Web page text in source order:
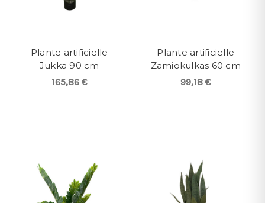
Plante artificielle
Jukka 90 cm
165,86 €
Plante artificielle
Zamiokulkas 60 cm
99,18 €